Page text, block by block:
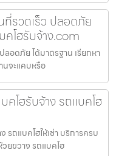
ที่รวดเร็ว ปลอดภัย
คโฮรับจ้าง.com
ลอดภัย ได้มาตรฐาน เรียกหา
นจะแคบหรือ
คโฮรับจ้าง รถแบคโฮ
รถแบคโฮให้เช่า บริการครบ
ยขวาง รถแบคโฮ